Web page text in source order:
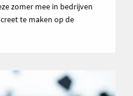
zomer mee in bedrijven
te maken op de